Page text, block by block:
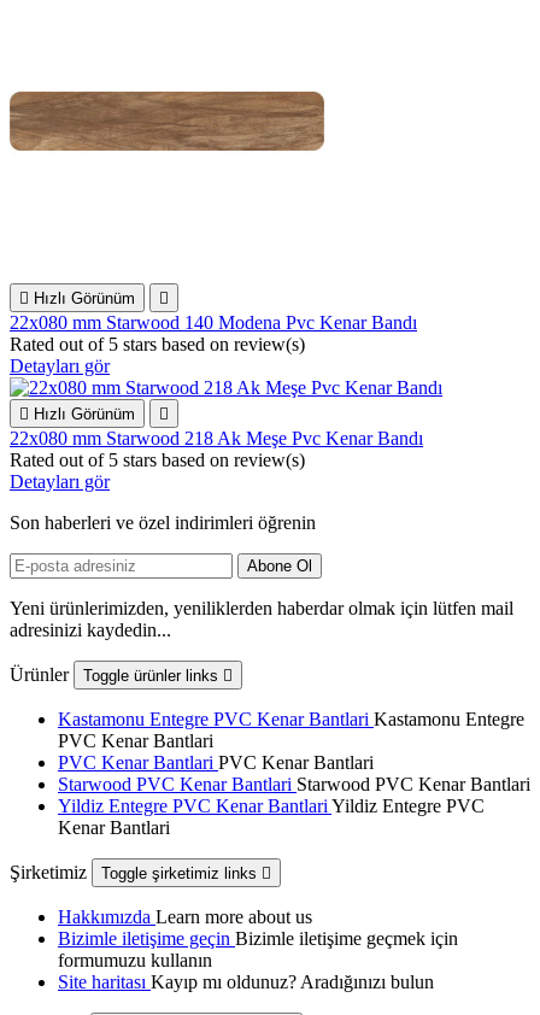
 Hızlı Görünüm 
22x080 mm Starwood 140 Modena Pvc Kenar Bandı
Rated out of 5 stars based on review(s)
Detayları gör
 Hızlı Görünüm 
22x080 mm Starwood 218 Ak Meşe Pvc Kenar Bandı
Rated out of 5 stars based on review(s)
Detayları gör
Son haberleri ve özel indirimleri öğrenin
Yeni ürünlerimizden, yeniliklerden haberdar olmak için lütfen mail
adresinizi kaydedin...
Ürünler Toggle ürünler links 
Kastamonu Entegre PVC Kenar Bantlari Kastamonu Entegre
PVC Kenar Bantlari
PVC Kenar Bantlari PVC Kenar Bantlari
Starwood PVC Kenar Bantlari Starwood PVC Kenar Bantlari
Yildiz Entegre PVC Kenar Bantlari Yildiz Entegre PVC
Kenar Bantlari
Şirketimiz Toggle şirketimiz links 
Hakkımızda Learn more about us
Bizimle iletişime geçin Bizimle iletişime geçmek için
formumuzu kullanın
Site haritası Kayıp mı oldunuz? Aradığınızı bulun